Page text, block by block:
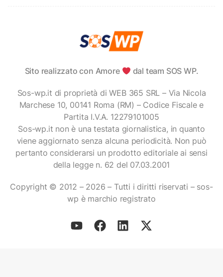
Sito realizzato con Amore dal team SOS WP.
Sos-wp.it di proprietà di WEB 365 SRL – Via Nicola
Marchese 10, 00141 Roma (RM) – Codice Fiscale e
Partita I.V.A. 12279101005
Sos-wp.it non è una testata giornalistica, in quanto
viene aggiornato senza alcuna periodicità. Non può
pertanto considerarsi un prodotto editoriale ai sensi
della legge n. 62 del 07.03.2001
Copyright © 2012 – 2026 – Tutti i diritti riservati – sos-
wp è marchio registrato